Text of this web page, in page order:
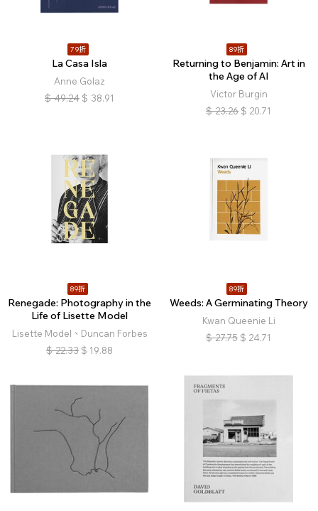
79折
La Casa Isla
Anne Golaz
$ 49.24 $ 38.91
89折
Returning to Benjamin: Art in
the Age of AI
Victor Burgin
$ 23.26 $ 20.71
89折
Renegade: Photography in the
Life of Lisette Model
Lisette Model、Duncan Forbes
$ 22.33 $ 19.88
89折
Weeds: A Germinating Theory
Kwan Queenie Li
$ 27.75 $ 24.71